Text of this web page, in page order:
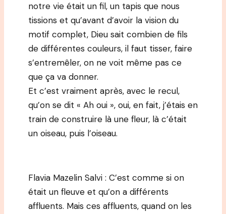
notre vie était un fil, un tapis que nous
tissions et qu’avant d’avoir la vision du
motif complet, Dieu sait combien de fils
de différentes couleurs, il faut tisser, faire
s’entremêler, on ne voit même pas ce
que ça va donner.
Et c’est vraiment après, avec le recul,
qu’on se dit « Ah oui », oui, en fait, j’étais en
train de construire là une fleur, là c’était
un oiseau, puis l’oiseau.
Flavia Mazelin Salvi : C’est comme si on
était un fleuve et qu’on a différents
affluents. Mais ces affluents, quand on les